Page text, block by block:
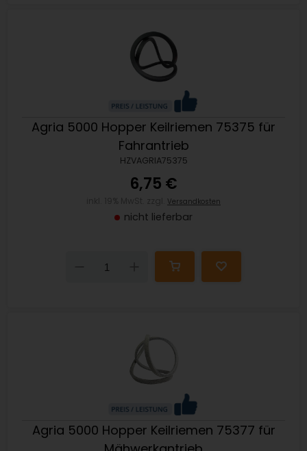
Agria 5000 Hopper Keilriemen 75375 für
Fahrantrieb
HZVAGRIA75375
6,75 €
Versandkosten
nicht lieferbar
Down
Agria 5000 Hopper Keilriemen 75377 für